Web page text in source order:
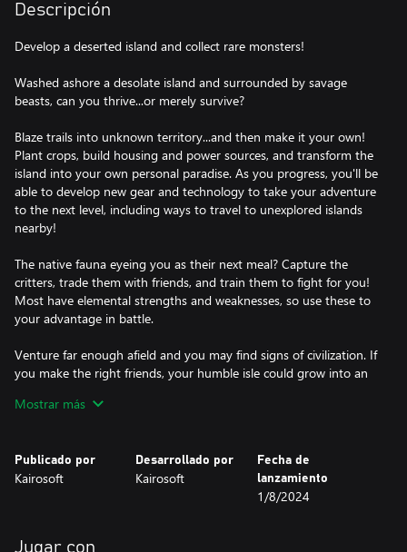
Descripción
Develop a deserted island and collect rare monsters!
Washed ashore a desolate island and surrounded by savage
beasts, can you thrive...or merely survive?
Blaze trails into unknown territory...and then make it your own!
Plant crops, build housing and power sources, and transform the
island into your own personal paradise. As you progress, you'll be
able to develop new gear and technology to take your adventure
to the next level, including ways to travel to unexplored islands
nearby!
The native fauna eyeing you as their next meal? Capture the
critters, trade them with friends, and train them to fight for you!
Most have elemental strengths and weaknesses, so use these to
your advantage in battle.
Venture far enough afield and you may find signs of civilization. If
you make the right friends, your humble isle could grow into an
heliport. The possibilities are as limitless as the horizon!
Mostrar más
Publicado por
Kairosoft
Desarrollado por
Kairosoft
Fecha de
lanzamiento
1/8/2024
Jugar con